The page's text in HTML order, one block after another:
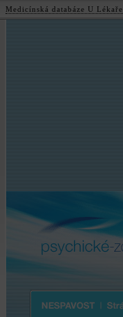
psychické-
Nespavost |
Medicínská databáze U Lékaře